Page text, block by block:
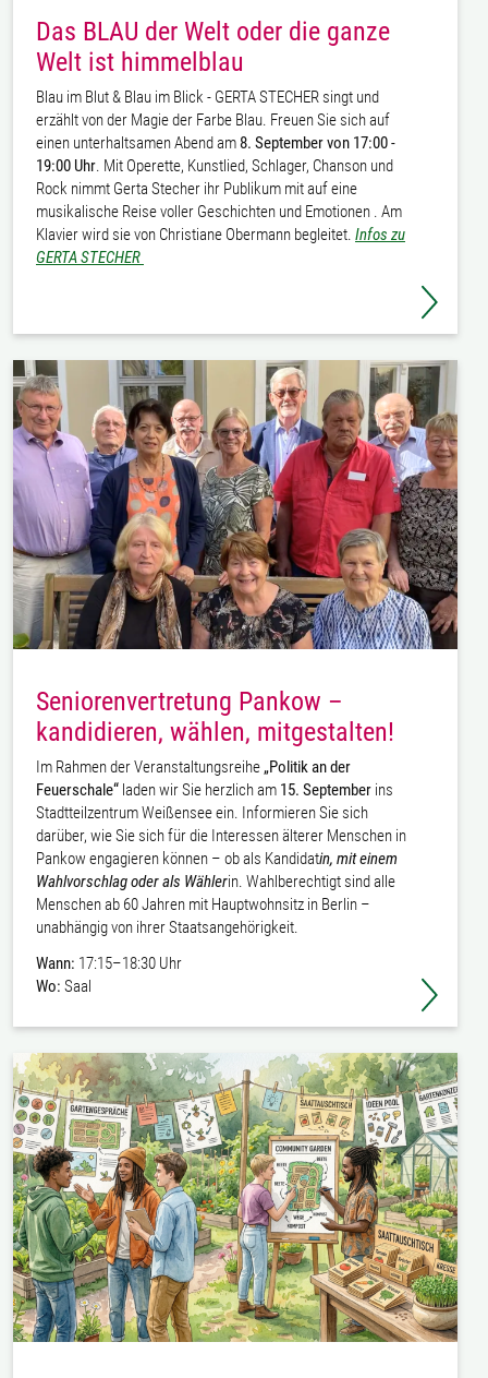
Das BLAU der Welt oder die ganze
Welt ist himmelblau
Blau im Blut & Blau im Blick - GERTA STECHER singt und
erzählt von der Magie der Farbe Blau. Freuen Sie sich auf
einen unterhaltsamen Abend am 8. September von 17:00 -
19:00 Uhr. Mit Operette, Kunstlied, Schlager, Chanson und
Rock nimmt Gerta Stecher ihr Publikum mit auf eine
musikalische Reise voller Geschichten und Emotionen . Am
Klavier wird sie von Christiane Obermann begleitet. Infos zu
GERTA STECHER
Seniorenvertretung Pankow –
kandidieren, wählen, mitgestalten!
Im Rahmen der Veranstaltungsreihe „Politik an der
Feuerschale“ laden wir Sie herzlich am 15. September ins
Stadtteilzentrum Weißensee ein. Informieren Sie sich
darüber, wie Sie sich für die Interessen älterer Menschen in
Pankow engagieren können – ob als Kandidatin, mit einem
Wahlvorschlag oder als Wählerin. Wahlberechtigt sind alle
Menschen ab 60 Jahren mit Hauptwohnsitz in Berlin –
unabhängig von ihrer Staatsangehörigkeit.
Wann: 17:15–18:30 Uhr
Wo: Saal